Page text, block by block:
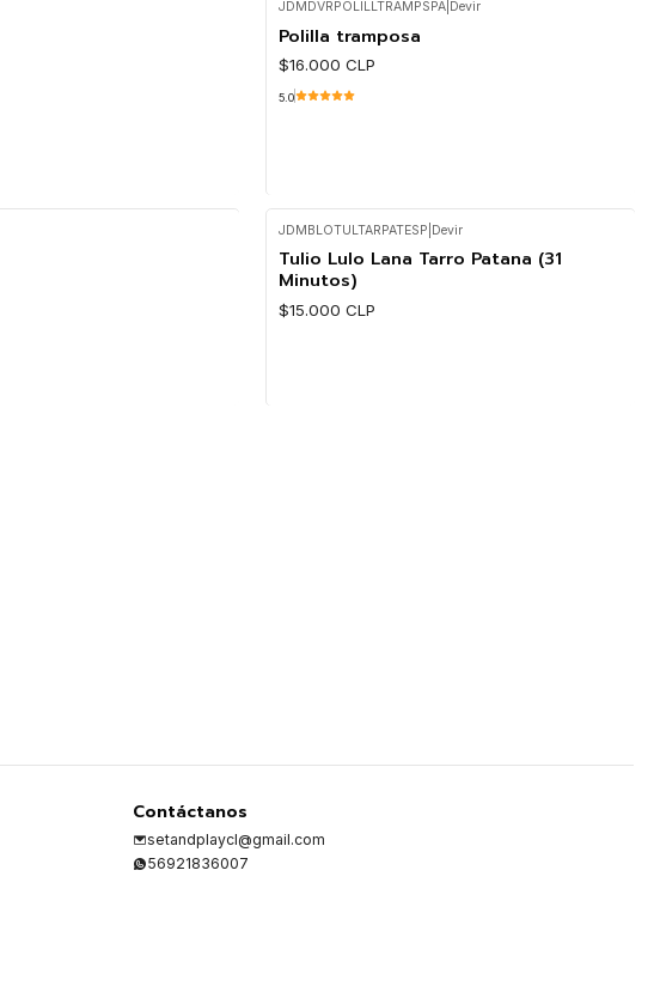
JDMDVRPOLILLTRAMPSPA| Devir
Polilla tramposa
$16.000 CLP
5.0
JDMBLOTULTARPATESP Devir
Tulio Lulo Lana Tarro Patana (31
Minutos)
$15.000 CLP
Contáctanos
setandplaycl@gmail.com
56921836007